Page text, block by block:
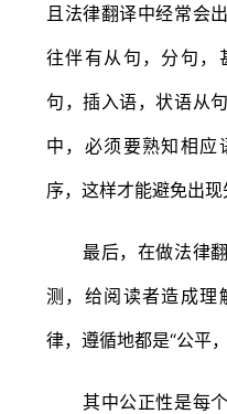
且法律翻译中经常会
往伴有从句，分句，
句，插入语，状语从
中，必须要熟知相应
序，这样才能避免出现
最后，在做法律翻
测，给阅读者造成理
律，遵循地都是“公平
其中公正性是每个